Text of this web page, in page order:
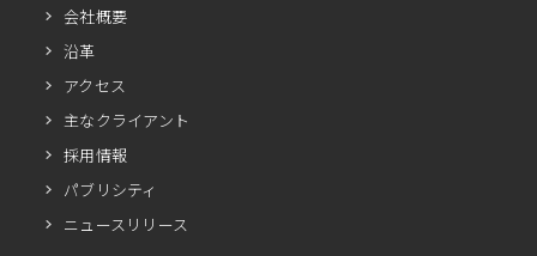
会社概要
沿革
アクセス
主なクライアント
採用情報
パブリシティ
ニュースリリース